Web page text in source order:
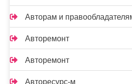
Авторам и
Авторемонт
Авторемонт
Авторесурс-м